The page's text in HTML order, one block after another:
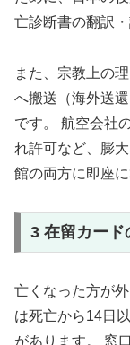
亡診断書の翻訳
また、宗教上の
へ搬送（海外送
です。 航空会社
れ許可など、膨
館の両方に即座
3 在留カード
亡くなった方が
は死亡から14日
があります。 窓